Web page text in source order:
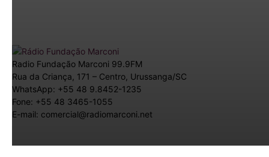
Radio Fundação Marconi 99.9FM
Rua da Criança, 171 – Centro, Urussanga/SC
WhatsApp: +55 48 9.8452-1235
Fone: +55 48 3465-1055
E-mail: comercial@radiomarconi.net